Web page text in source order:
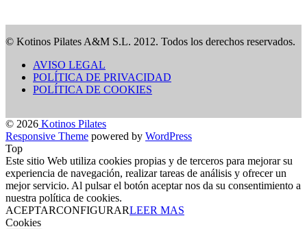
© Kotinos Pilates A&M S.L. 2012. Todos los derechos reservados.
AVISO LEGAL
POLÍTICA DE PRIVACIDAD
POLÍTICA DE COOKIES
© 2026 Kotinos Pilates
Responsive Theme powered by WordPress
Top
Este sitio Web utiliza cookies propias y de terceros para mejorar su
experiencia de navegación, realizar tareas de análisis y ofrecer un
mejor servicio. Al pulsar el botón aceptar nos da su consentimiento a
nuestra política de cookies.
ACEPTARCONFIGURARLEER MAS
Cookies